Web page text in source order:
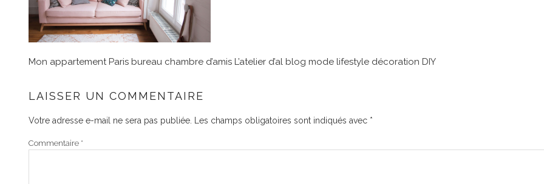
Mon appartement Paris bureau chambre d’amis L’atelier d’al blog mode lifestyle décoration DIY
LAISSER UN COMMENTAIRE
Votre adresse e-mail ne sera pas publiée. Les champs obligatoires sont indiqués avec *
Commentaire *